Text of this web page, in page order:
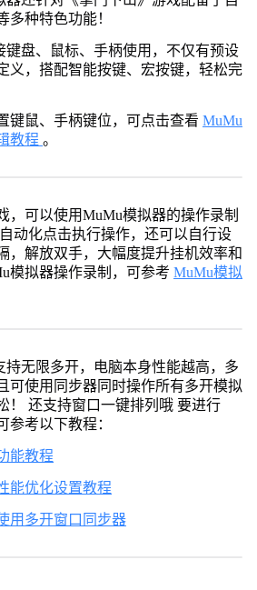
多种特色功能！
键盘、鼠标、手柄使用，不仅有预设
义，搭配智能按键、宏按键，轻松完
键鼠、手柄键位，可点击查看 MuMu
教程 。
，可以使用MuMu模拟器的操作录制
动化点击执行操作，还可以自行设
，解放双手，大幅度提升挂机效率和
模拟器操作录制，可参考 MuMu模拟
持无限多开，电脑本身性能越高，多
可使用同步器同时操作所有多开模拟
！ 还支持窗口一键排列哦 要进行
参考以下教程：
能教程
能优化设置教程
用多开窗口同步器